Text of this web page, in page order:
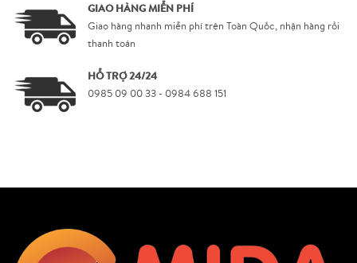
GIAO HÀNG MIỄN PHÍ
Giao hàng nhanh miễn phí trên Toàn Quốc, nhận hàng rồi
thanh toán
HỖ TRỢ 24/24
0985 09 00 33 - 0984 688 151